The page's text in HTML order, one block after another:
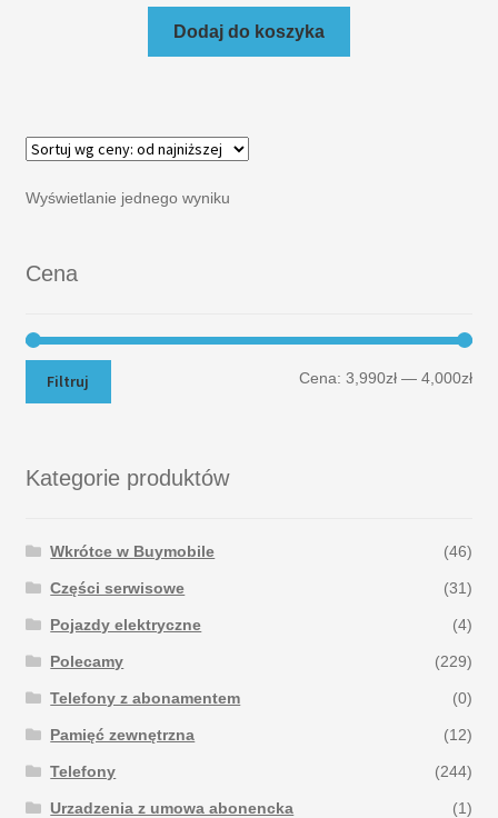
Dodaj do koszyka
Wyświetlanie jednego wyniku
Cena
Filtruj Cena:3,990zł —4,000zł
Kategorie produktów
Wkrótce w Buymobile (46)
Części serwisowe (31)
Pojazdy elektryczne (4)
Polecamy (229)
Telefony z abonamentem (0)
Pamięć zewnętrzna (12)
Telefony (244)
Urzadzenia z umowa abonencka (1)